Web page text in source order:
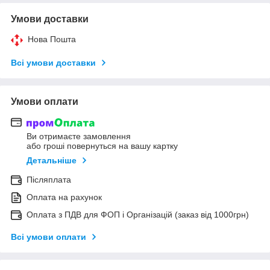
Умови доставки
Нова Пошта
Всі умови доставки
Умови оплати
Ви отримаєте замовлення
або гроші повернуться на вашу картку
Детальніше
Післяплата
Оплата на рахунок
Оплата з ПДВ для ФОП і Організацій (заказ від 1000грн)
Всі умови оплати